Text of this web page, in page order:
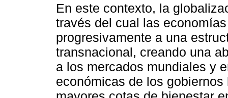
En este contexto, la
través del cual las
progresivamente a una
transnacional, creando una
a los mercados mundiales y
económicas de los